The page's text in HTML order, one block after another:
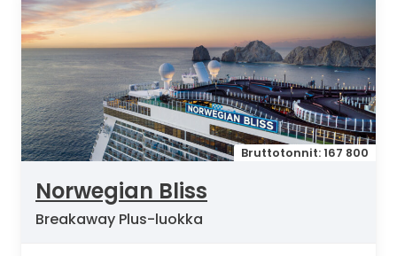
Bruttotonnit: 167 800
Norwegian Bliss
Breakaway Plus-luokka